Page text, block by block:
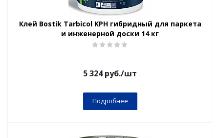
Клей Bostik Tarbicol KPH гибридный для паркета
и инженерной доски 14 кг
5 324руб./шт
Подробнее